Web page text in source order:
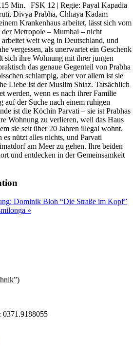
Min. | FSK 12 | Regie: Payal Kapadia
Divya Prabha, Chhaya Kadam
Krankenhaus arbeitet, lässt sich vom
Metropole – Mumbai – nicht
weit weg in Deutschland, und
vergessen, als unerwartet ein Geschenk
sich ihre Wohnung mit ihrer jungen
das genaue Gegenteil von Prabha
schlampig, aber vor allem ist sie
Liebe ist der Muslim Shiaz. Tatsächlich
werden, wenn es nach ihrer Familie
auf der Suche nach einem ruhigen
ist die Köchin Parvati – sie ist Prabhas
Wohnung zu verlieren, weil das Haus
sie seit über 20 Jahren illegal wohnt.
nützt alles nichts, und Parvati
am Meer zu gehen. Ihre beiden
und entdecken in der Gemeinsamkeit
Dominik Bloh “Die Straße im Kopf”
»